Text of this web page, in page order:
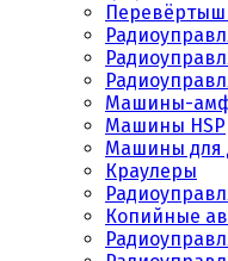
Машины-
Машины HSP
Машины для
Краулеры
Копийные